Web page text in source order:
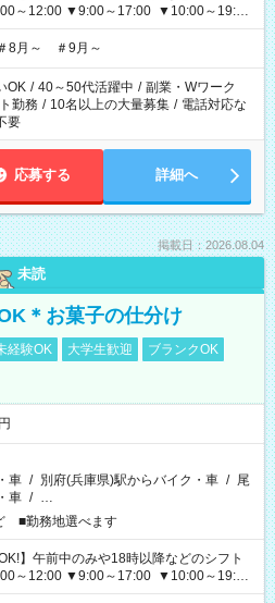
～12:00 ▼9:00～17:00 ▼10:00～19:00
8月～ ＃9月～
OK / 40～50代活躍中 / 副業・Wワーク
勤務 / 10名以上の大量募集 / 電話対応な
要
応募する 詳細へ
掲載日：2026.08.04
未読
＊お菓子の仕分け
経験OK 大学生歓迎
ブランクOK
車 / 別府(兵庫県)駅からバイク・車 / 尾
車 / …
■勤務地選べます
】午前中のみや18時以降などのシフト
～12:00 ▼9:00～17:00 ▼10:00～19:00